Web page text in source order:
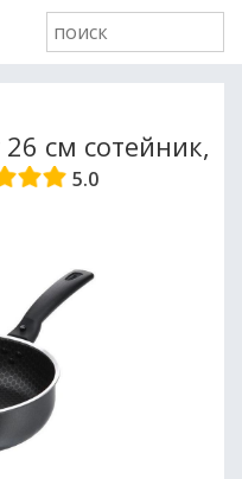
см сотейник,
5.0